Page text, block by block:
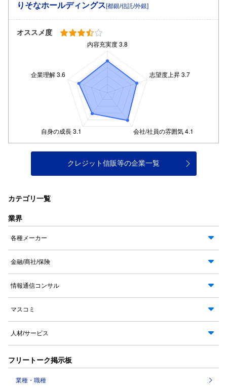
りそなホールディングス[都銀/信託/外銀]
オススメ度
クレジット信販等の企業一覧
カテゴリ一覧
業界
各種メーカー
金融/商社/保険
情報通信コンサル
マスコミ
人材/サービス
フリートーク掲示板
業種・職種